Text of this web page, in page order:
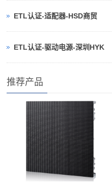
ETL认证-适配器-HSD商贸
ETL认证-驱动电源-深圳HYK
推荐产品